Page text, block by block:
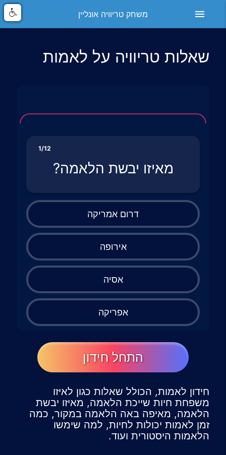
menu משחק טריוויה אונליין
שאלות טריוויה על לאמות
1/12
מאיזו יבשת הלאמה?
דרום אמריקה
אירופה
אסיה
אפריקה
התחל חידון
חידון לאמות, הכולל שאלות כגון לאיזו
משפחת חיות שייכת הלאמה, מאיזו יבשת
הלאמה, מאיפה באה הלאמה במקור, כמה
זמן לאמות יכולות לחיות, למה שימשו
הלאמות היסטורית ועוד.